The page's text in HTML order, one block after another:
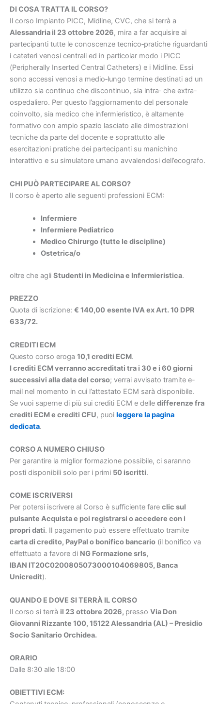
DI COSA TRATTA IL CORSO?
Il corso Impianto PICC, Midline, CVC, che si terrà a
Alessandria il 23 ottobre 2026, mira a far acquisire ai
partecipanti tutte le conoscenze tecnico‐pratiche riguardanti
i cateteri venosi centrali ed in particolar modo i PICC
(Peripherally Inserted Central Catheters) e i Midline. Essi
sono accessi venosi a medio‐lungo termine destinati ad un
utilizzo sia continuo che discontinuo, sia intra‐ che extra-
ospedaliero. Per questo l’aggiornamento del personale
coinvolto, sia medico che infermieristico, è altamente
formativo con ampio spazio lasciato alle dimostrazioni
tecniche da parte del docente e soprattutto alle
esercitazioni pratiche dei partecipanti su manichino
interattivo e su simulatore umano avvalendosi dell’ecografo.
CHI PUÒ PARTECIPARE AL CORSO?
Il corso è aperto alle seguenti professioni ECM:
Infermiere
Infermiere Pediatrico
Medico Chirurgo (tutte le discipline)
Ostetrica/o
oltre che agli Studenti in Medicina e Infermieristica.
PREZZO
Quota di iscrizione: € 140,00 esente IVA ex Art. 10 DPR
633/72.
CREDITI ECM
Questo corso eroga 10,1 crediti ECM.
I crediti ECM verranno accreditati tra i 30 e i 60 giorni
successivi alla data del corso; verrai avvisato tramite e-
mail nel momento in cui l’attestato ECM sarà disponibile.
Se vuoi saperne di più sui crediti ECM e delle differenze fra
crediti ECM e crediti CFU, puoi leggere la pagina
dedicata.
CORSO A NUMERO CHIUSO
Per garantire la miglior formazione possibile, ci saranno
posti disponibili solo per i primi 50 iscritti.
COME ISCRIVERSI
Per potersi iscrivere al Corso è sufficiente fare clic sul
pulsante Acquista e poi registrarsi o accedere con i
propri dati. Il pagamento può essere effettuato tramite
carta di credito, PayPal o bonifico bancario (il bonifico va
effettuato a favore di NG Formazione srls,
IBAN IT20C0200805073000104069805, Banca
Unicredit).
QUANDO E DOVE SI TERRÀ IL CORSO
Il corso si terrà il 23 ottobre 2026, presso Via Don
Giovanni Rizzante 100, 15122 Alessandria (AL) – Presidio
Socio Sanitario Orchidea.
ORARIO
Dalle 8:30 alle 18:00
OBIETTIVI ECM: